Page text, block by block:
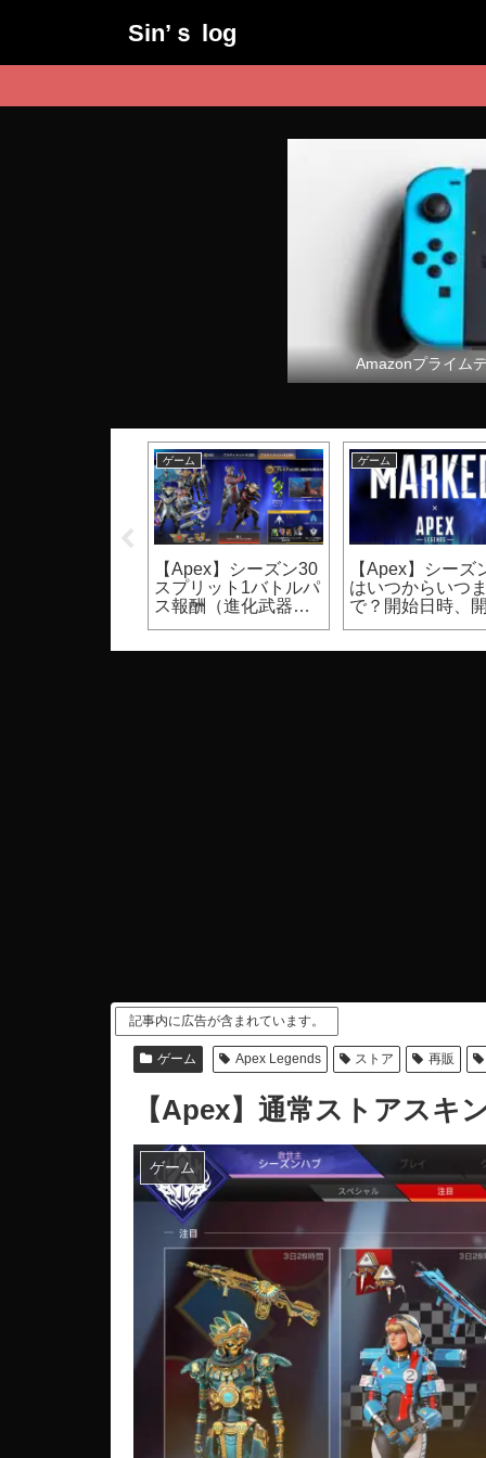
Sin’ｓ log
Amazonプライム
ゲーム
【Apex】シーズン30
スプリット1バトルパ
ス報酬（進化武器ス
ゲーム
【Apex】シーズ
はいつからいつ
で？開始日時、
記事内に広告が含まれています。
ゲーム Apex Legends ストア 再販
【Apex】通常ストアスキ
ゲーム